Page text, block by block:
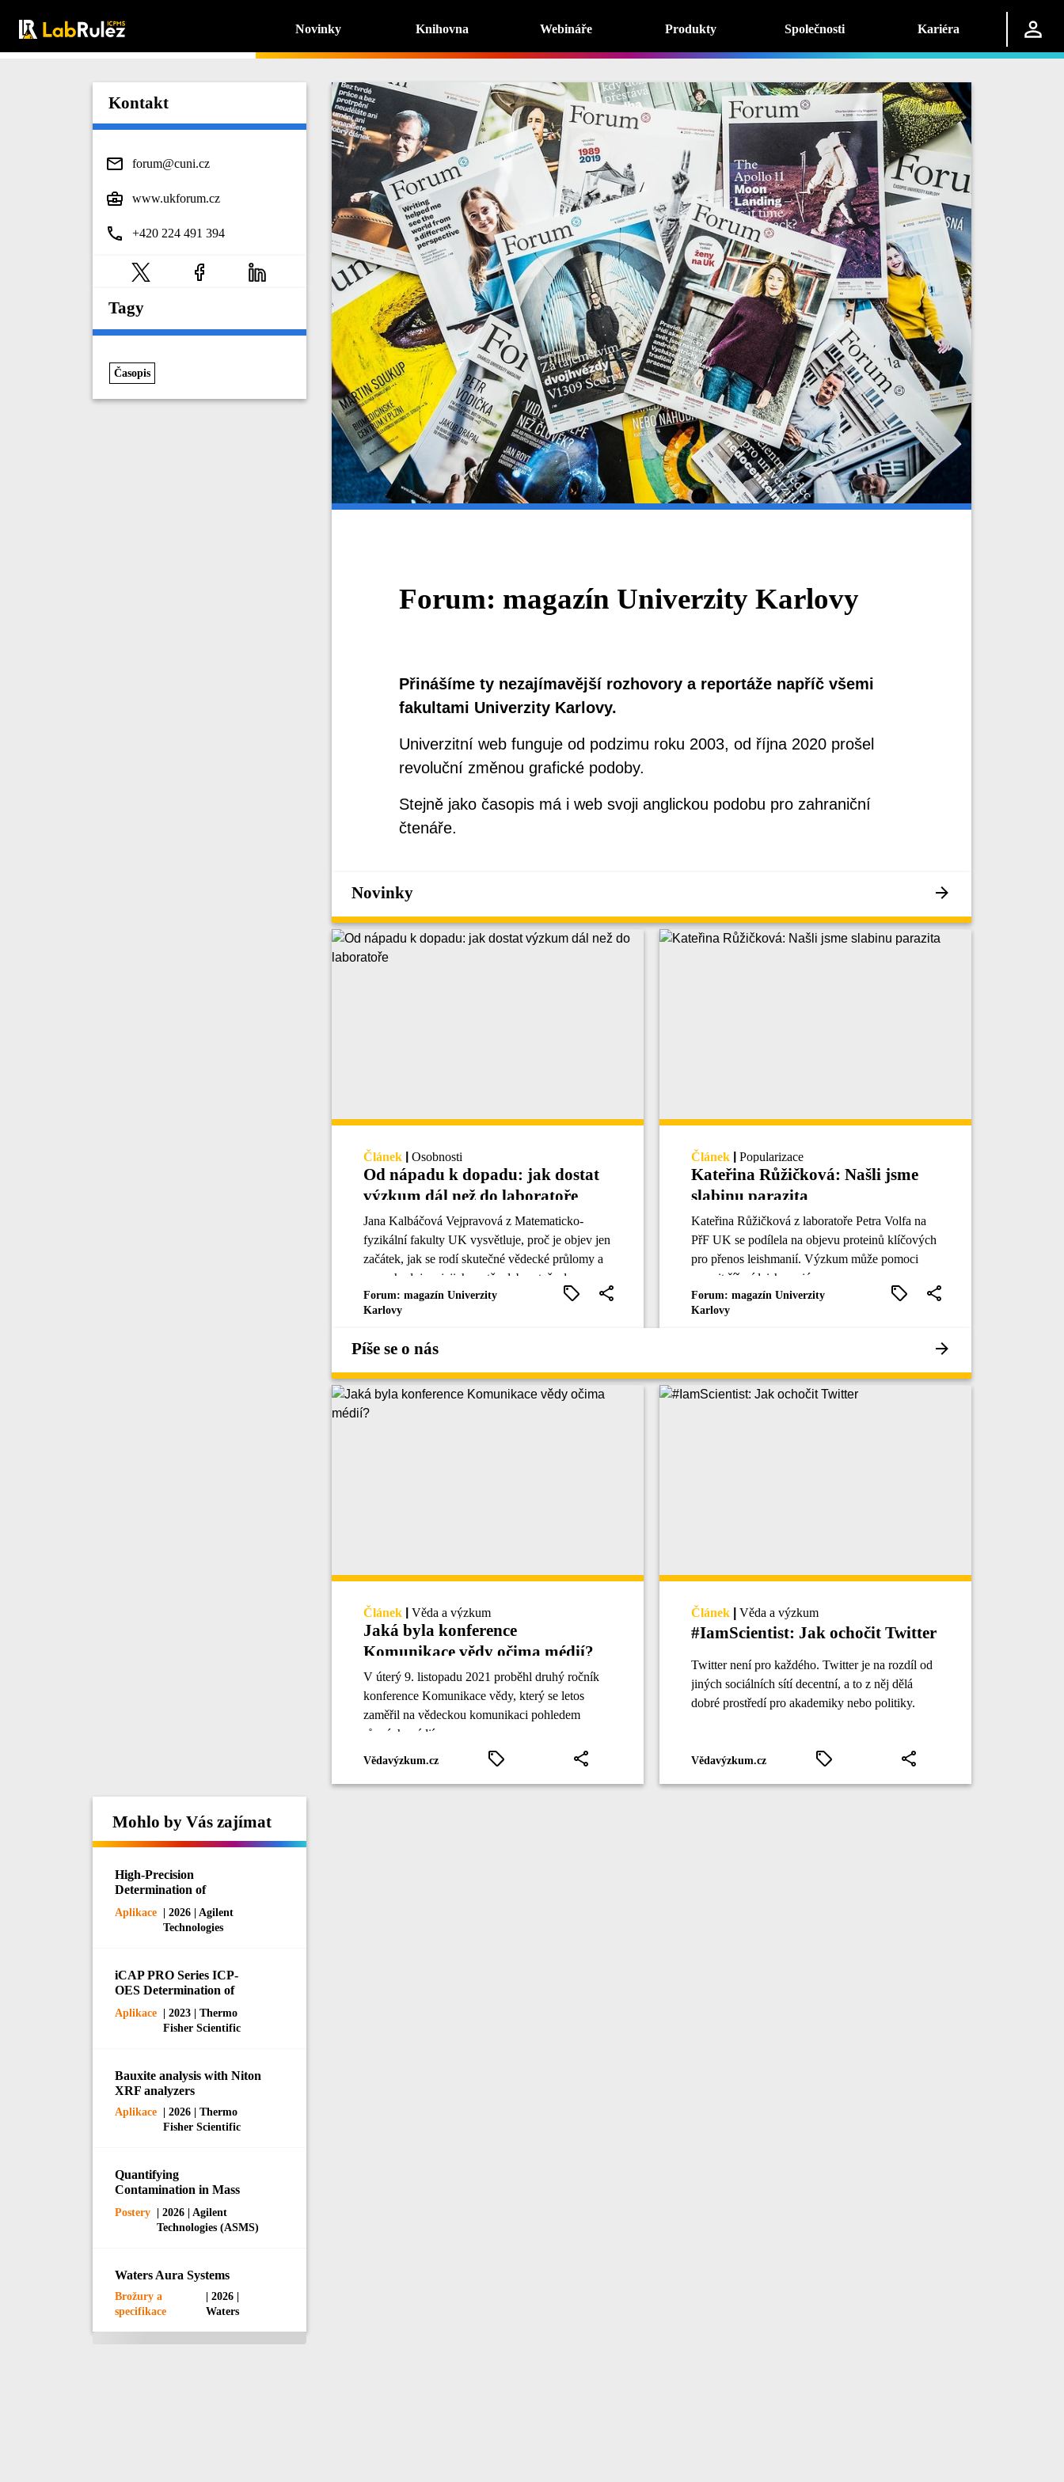
Novinky Knihovna Webináře Produkty Společnosti Kariéra
Kontakt
forum@cuni.cz
www.ukforum.cz
+420 224 491 394
Tagy
Časopis
Forum: magazín Univerzity Karlovy
Přinášíme ty nezajímavější rozhovory a reportáže napříč všemi
fakultami Univerzity Karlovy.
Univerzitní web funguje od podzimu roku 2003, od října 2020 prošel
revoluční změnou grafické podoby.
Stejně jako časopis má i web svoji anglickou podobu pro zahraniční
čtenáře.
Novinky
Článek Osobnosti
Od nápadu k dopadu: jak dostat
výzkum dál než do laboratoře
Jana Kalbáčová Vejpravová z Matematicko-
fyzikální fakulty UK vysvětluje, proč je objev jen
začátek, jak se rodí skutečné vědecké průlomy a
co rozhoduje o jejich cestě z laboratoře do praxe.
Forum: magazín Univerzity
Karlovy
Článek Popularizace
Kateřina Růžičková: Našli jsme
slabinu parazita
Kateřina Růžičková z laboratoře Petra Volfa na
PřF UK se podílela na objevu proteinů klíčových
pro přenos leishmanií. Výzkum může pomoci
omezit šíření leishmaniózy.
Forum: magazín Univerzity
Karlovy
Píše se o nás
Článek Věda a výzkum
Jaká byla konference
Komunikace vědy očima médií?
V úterý 9. listopadu 2021 proběhl druhý ročník
konference Komunikace vědy, který se letos
zaměřil na vědeckou komunikaci pohledem
různých médií.
Vědavýzkum.cz
Článek Věda a výzkum
#IamScientist: Jak ochočit Twitter
Twitter není pro každého. Twitter je na rozdíl od
jiných sociálních sítí decentní, a to z něj dělá
dobré prostředí pro akademiky nebo politiky.
Vědavýzkum.cz
Mohlo by Vás zajímat
High-Precision
Determination of
in Fertilizers by ICP-OES
Aplikace
| 2026 | Agilent
Technologies
iCAP PRO Series ICP-
OES Determination of
Battery-Grade NMP
Aplikace
| 2023 | Thermo
Fisher Scientific
Bauxite analysis with Niton
XRF analyzers
Aplikace
| 2026 | Thermo
Fisher Scientific
Quantifying
Contamination in Mass
EDX
Postery
| 2026 | Agilent
Technologies (ASMS)
Waters Aura Systems
Brožury a
specifikace
| 2026 |
Waters